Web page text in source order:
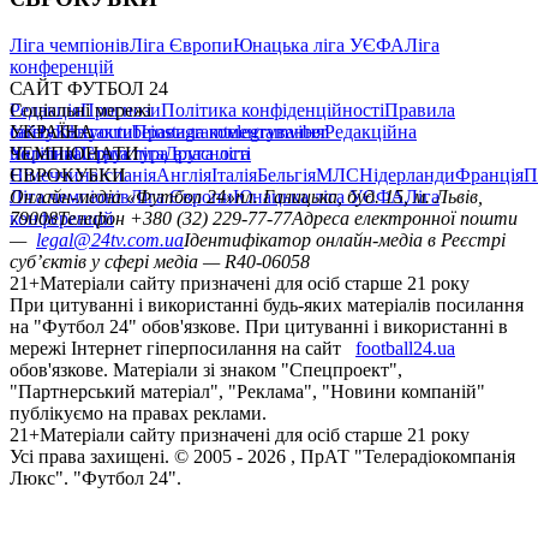
Ліга чемпіонівЛіга ЄвропиЮнацька ліга УЄФАЛіга
конференцій
САЙТ ФУТБОЛ 24
РедакціяПрогнозиПолітика конфіденційностіПравила
сайтуКонтактиПравила коментуванняРедакційна
політикаСтруктура власності
Соціальні мережі
facebookxyoutubeinstagramtelegramviber
УКРАЇНА
УкраїнаПерша лігаДруга ліга
ЧЕМПІОНАТИ
НімеччинаІспаніяАнгліяІталіяБельгіяМЛСНідерландиФранція
ЄВРОКУБКИ
Ліга чемпіонівЛіга ЄвропиЮнацька ліга УЄФАЛіга
конференцій
Онлайн-медіа «Футбол 24»пл. Галицька, буд. 15, м. Львів,
79008Телефон +380 (32) 229-77-77Адреса електронної пошти
— legal@24tv.com.uaІдентифікатор онлайн-медіа в Реєстрі
суб’єктів у сфері медіа — R40-06058
21+Матеріали сайту призначені для осіб старше 21 року
При цитуванні і використанні будь-яких матеріалів посилання
на "Футбол 24" обов'язкове. При цитуванні і використанні в
мережі Інтернет гіперпосилання на сайт
football24.ua
обов'язкове. Матеріали зі знаком "Спецпроект",
"Партнерський матеріал", "Реклама", "Новини компаній"
публікуємо на правах реклами.
21+Матеріали сайту призначені для осіб старше 21 року
Усi права захищенi. © 2005 - 2026 , ПрАТ "Телерадіокомпанія
Люкс". "Футбол 24".